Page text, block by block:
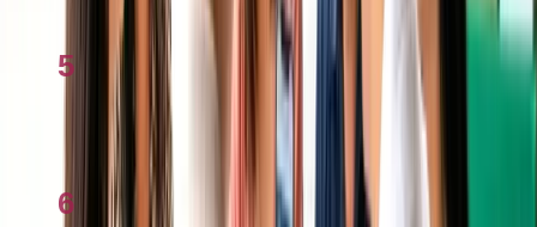
myTax
5
Thủ tướng Albanese bảo vệ chính sách thuế
nhà ở, chỉ trích phe đối lập
6